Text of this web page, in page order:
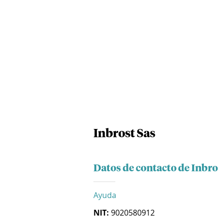
Inbrost Sas
Datos de contacto de
Ayuda
NIT: 9020580912